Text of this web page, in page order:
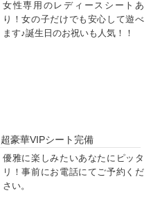
女性専用のレディースシートあ
り！女の子だけでも安心して遊べ
ます♪誕生日のお祝いも人気！！
超豪華VIPシート完備
優雅に楽しみたいあなたにピッタ
リ！事前にお電話にてご予約くだ
さい。